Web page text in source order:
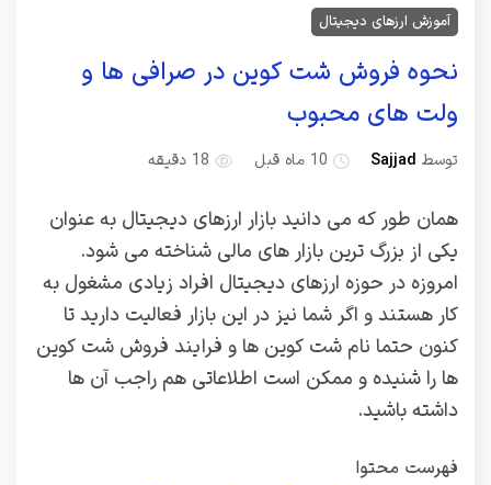
آموزش ارزهای دیجیتال
نحوه فروش شت کوین در صرافی ها و
ولت های محبوب
توسط Sajjad 10 ماه قبل 18 دقیقه
همان طور که می دانید بازار ارزهای دیجیتال به عنوان
یکی از بزرگ ترین بازار های مالی شناخته می شود.
امروزه در حوزه ارزهای دیجیتال افراد زیادی مشغول به
کار هستند و اگر شما نیز در این بازار فعالیت دارید تا
کنون حتما نام شت کوین ها و فرایند فروش شت کوین
ها را شنیده و ممکن است اطلاعاتی هم راجب آن ها
داشته باشید.
فهرست محتوا